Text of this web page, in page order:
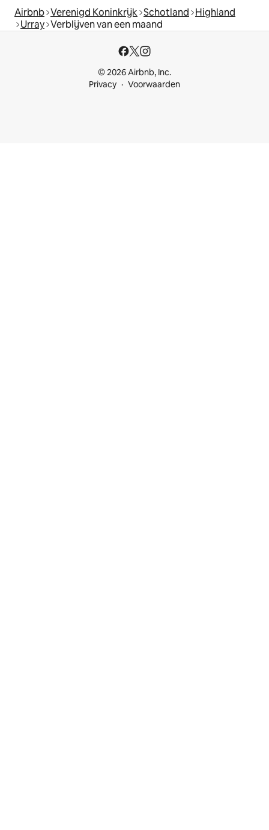
Airbnb Verenigd Koninkrijk Schotland Highland
Urray Verblijven van een maand
© 2026 Airbnb, Inc.
Privacy
Voorwaarden